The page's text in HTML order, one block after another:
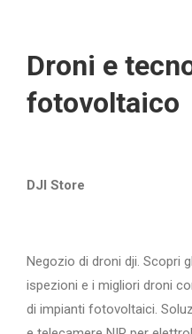
Droni e
fotovoltaico
DJI Store
Negozio di droni dji. Scopri
ispezioni e i migliori droni
di impianti fotovoltaici.